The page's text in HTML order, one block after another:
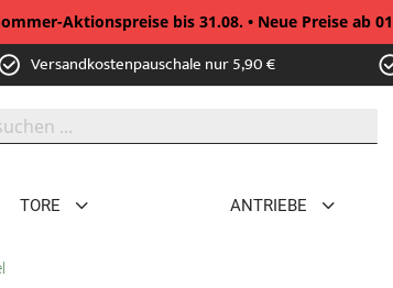
Aktionspreise bis 31.08. • Neue Preise ab
Versandkostenpauschale nur 5,90 €
TORE ANTRIEBE